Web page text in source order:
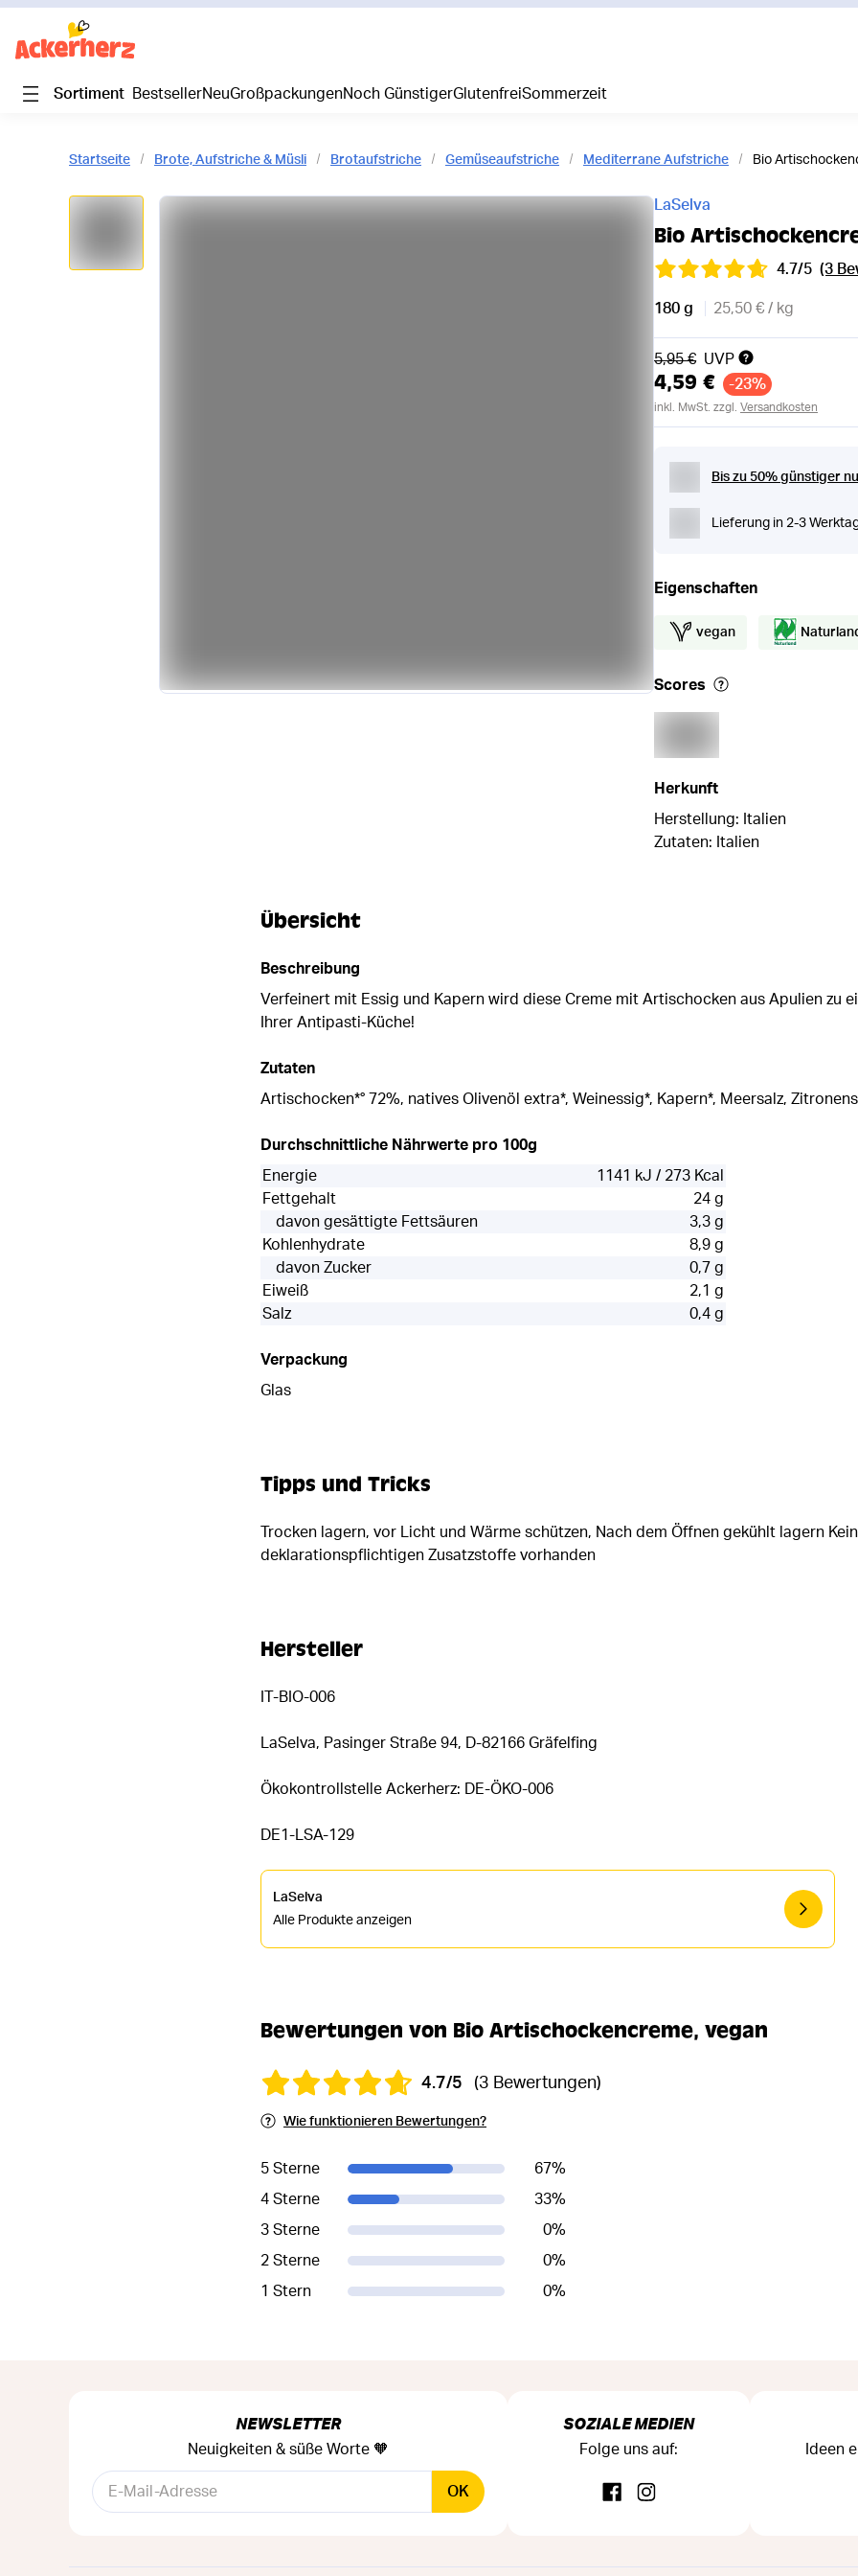
Sortiment Bestseller Neu Großpackungen Noch Günstiger Glutenfrei Sommerzeit
Startseite Brote, Aufstriche & Müsli Brotaufstriche Gemüseaufstriche Mediterrane Aufstriche Bio
LaSelva
Bio
4.7/5 (3
180 g 25,50 € / kg
Alter Preis
5,95 € UVP
4,59 € -23%
inkl. MwSt. zzgl. Versandkosten
Bis zu 50% günstiger
Lieferung in 2-3
Eigenschaften
vegan
Scores
Herkunft
Herstellung: Italien
Zutaten: Italien
Übersicht
Beschreibung
Verfeinert mit Essig und Kapern wird diese Creme mit Artischocken aus Apulien zu
Ihrer Antipasti-Küche!
Zutaten
Artischocken*° 72%, natives Olivenöl extra*, Weinessig*, Kapern*, Meersalz,
Durchschnittliche Nährwerte pro 100g
Energie
1141 kJ / 273 Kcal
Fettgehalt
24 g
davon gesättigte Fettsäuren
3,3 g
Kohlenhydrate
8,9 g
davon Zucker
0,7 g
Eiweiß
2,1 g
Salz
0,4 g
Verpackung
Glas
Tipps und Tricks
Trocken lagern, vor Licht und Wärme schützen, Nach dem Öffnen gekühlt lagern
deklarationspflichtigen Zusatzstoffe vorhanden
Hersteller
IT-BIO-006
LaSelva, Pasinger Straße 94, D-82166 Gräfelfing
Ökokontrollstelle Ackerherz: DE-ÖKO-006
DE1-LSA-129
LaSelva
Alle Produkte anzeigen
Bewertungen von Bio Artischockencreme, vegan
4.7/5 (3 Bewertungen)
Wie funktionieren Bewertungen?
5 Sterne 67%
4 Sterne
33%
3 Sterne
0%
2 Sterne
0%
1 Stern
0%
NEWSLETTER
Neuigkeiten & süße Worte 🧡
OK
SOZIALE MEDIEN
Folge uns auf: Ideen